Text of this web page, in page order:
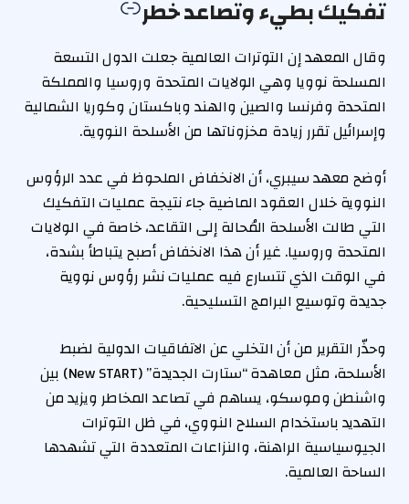
تفكيك بطيء وتصاعد خطر
وقال المعهد إن التوترات العالمية جعلت الدول التسعة
المسلحة نوويا وهي الولايات المتحدة وروسيا والمملكة
المتحدة وفرنسا والصين والهند وباكستان وكوريا الشمالية
وإسرائيل تقرر زيادة مخزوناتها من الأسلحة النووية.
أوضح معهد سيبري، أن الانخفاض الملحوظ في عدد الرؤوس
النووية خلال العقود الماضية جاء نتيجة عمليات التفكيك
التي طالت الأسلحة المُحالة إلى التقاعد، خاصة في الولايات
المتحدة وروسيا. غير أن هذا الانخفاض أصبح يتباطأ بشدة،
في الوقت الذي تتسارع فيه عمليات نشر رؤوس نووية
جديدة وتوسيع البرامج التسليحية.
وحذّر التقرير من أن التخلي عن الاتفاقيات الدولية لضبط
الأسلحة، مثل معاهدة “ستارت الجديدة” (New START) بين
واشنطن وموسكو، يساهم في تصاعد المخاطر ويزيد من
التهديد باستخدام السلاح النووي، في ظل التوترات
الجيوسياسية الراهنة، والنزاعات المتعددة التي تشهدها
الساحة العالمية.